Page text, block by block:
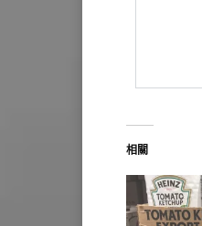
相關